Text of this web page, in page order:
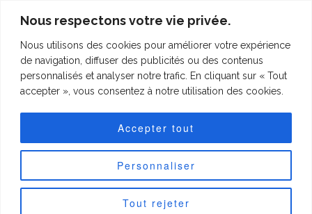
Nous respectons votre vie privée.
Nous utilisons des cookies pour améliorer votre expérience
de navigation, diffuser des publicités ou des contenus
personnalisés et analyser notre trafic. En cliquant sur « Tout
accepter », vous consentez à notre utilisation des cookies.
Personnaliser
Tout rejeter
Accepter tout
clineting.com
Forfaits "Petits
patchs"
50 € pour les petits quilts de max 60 cm sur 60 cm.
clineting.com